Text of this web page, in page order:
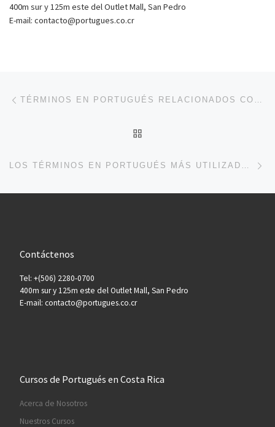
400m sur y 125m este del Outlet Mall, San Pedro
E-mail: contacto@portugues.co.cr
Post navigation TÉRMINOS EN PORTUGUÉS RELACIONADOS CON EL DEPORTE
LOS TÉRMINOS EN PORTUGUÉS MÁS UTILIZADOS POR LOS VETERINARIOS
Contáctenos
Tel: +(506) 2280-0700
400m sur y 125m este del Outlet Mall, San Pedro
E-mail: contacto@portugues.co.cr
Cursos de Portugués en Costa Rica
Acerca de Nosotros
Nuestros Cursos